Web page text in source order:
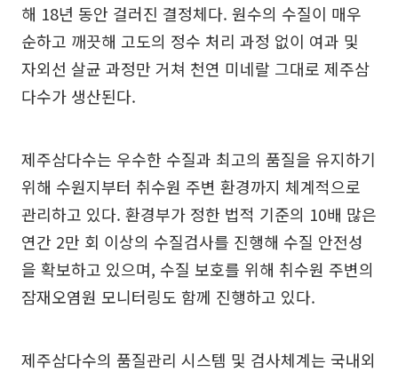
해 18년 동안 걸러진 결정체다. 원수의 수질이 매우
순하고 깨끗해 고도의 정수 처리 과정 없이 여과 및
자외선 살균 과정만 거쳐 천연 미네랄 그대로 제주삼
다수가 생산된다.
제주삼다수는 우수한 수질과 최고의 품질을 유지하기
위해 수원지부터 취수원 주변 환경까지 체계적으로
관리하고 있다. 환경부가 정한 법적 기준의 10배 많은
연간 2만 회 이상의 수질검사를 진행해 수질 안전성
을 확보하고 있으며, 수질 보호를 위해 취수원 주변의
잠재오염원 모니터링도 함께 진행하고 있다.
제주삼다수의 품질관리 시스템 및 검사체계는 국내외